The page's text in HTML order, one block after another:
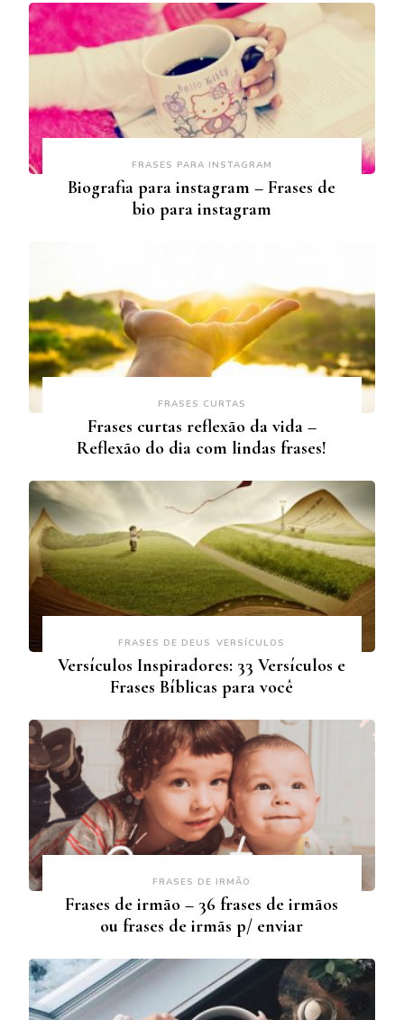
FRASES PARA INSTAGRAM
Biografia para instagram – Frases de
bio para instagram
FRASES CURTAS
Frases curtas reflexão da vida –
Reflexão do dia com lindas frases!
FRASES DE DEUS VERSÍCULOS
Versículos Inspiradores: 33 Versículos e
Frases Bíblicas para você
FRASES DE IRMÃO
Frases de irmão – 36 frases de irmãos
ou frases de irmãs p/ enviar